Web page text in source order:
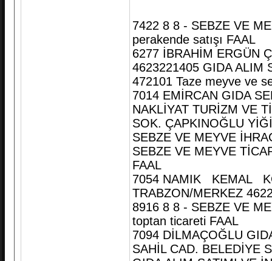
7422 8 8 - SEBZE VE
perakende satışı FAAL
6277 İBRAHİM ERGÜN
4623221405 GIDA ALIM
472101 Taze meyve ve
7014 EMİRCAN GIDA
NAKLİYAT TURİZM VE
SOK. ÇAPKINOĞLU
SEBZE VE MEYVE
SEBZE VE MEYVE
FAAL
7054 NAMIK KEMAL
TRABZON/MERKEZ
8916 8 8 - SEBZE VE
toptan ticareti FAAL
7094 DİLMAÇOĞLU
SAHİL CAD. BELEDİYE